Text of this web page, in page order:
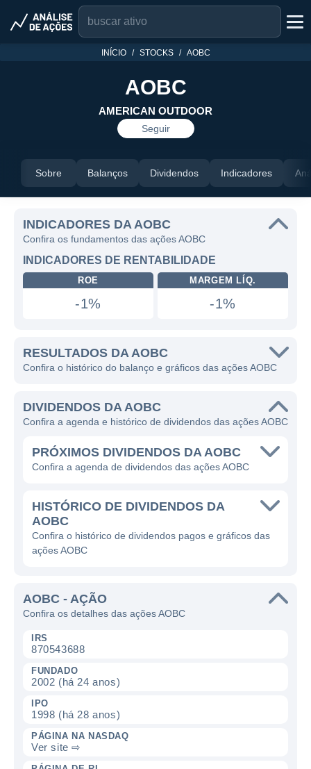
INÍCIO STOCKS AOBC
AOBC
AMERICAN OUTDOOR
Seguir
Sobre Balanços Dividendos Indicadores
INDICADORES DA AOBC
Confira os fundamentos das ações AOBC
INDICADORES DE RENTABILIDADE
ROE
-1%
MARGEM LÍQ.
-1%
RESULTADOS DA AOBC
Confira o histórico do balanço e gráficos das ações AOBC
DIVIDENDOS DA AOBC
Confira a agenda e histórico de dividendos das ações AOBC
PRÓXIMOS DIVIDENDOS DA AOBC
Confira a agenda de dividendos das ações AOBC
HISTÓRICO DE DIVIDENDOS DA
AOBC
Confira o histórico de dividendos pagos e gráficos das
ações AOBC
AOBC - AÇÃO
Confira os detalhes das ações AOBC
IRS
870543688
FUNDADO
2002 (há 24 anos)
IPO
1998 (há 28 anos)
PÁGINA NA NASDAQ
Ver site ⇨